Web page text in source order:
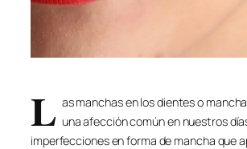
L as manchas en los dientes o
una afección común en nuestros
imperfecciones en forma de mancha que